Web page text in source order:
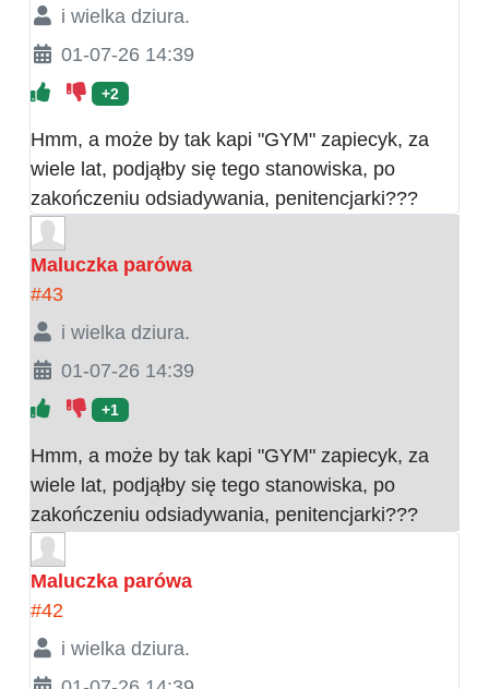
i wielka dziura.
01-07-26 14:39
+2
Hmm, a może by tak kapi "GYM" zapiecyk, za
wiele lat, podjąłby się tego stanowiska, po
zakończeniu odsiadywania, penitencjarki???
Maluczka parówa
#43
i wielka dziura.
01-07-26 14:39
+1
Hmm, a może by tak kapi "GYM" zapiecyk, za
wiele lat, podjąłby się tego stanowiska, po
zakończeniu odsiadywania, penitencjarki???
Maluczka parówa
#42
i wielka dziura.